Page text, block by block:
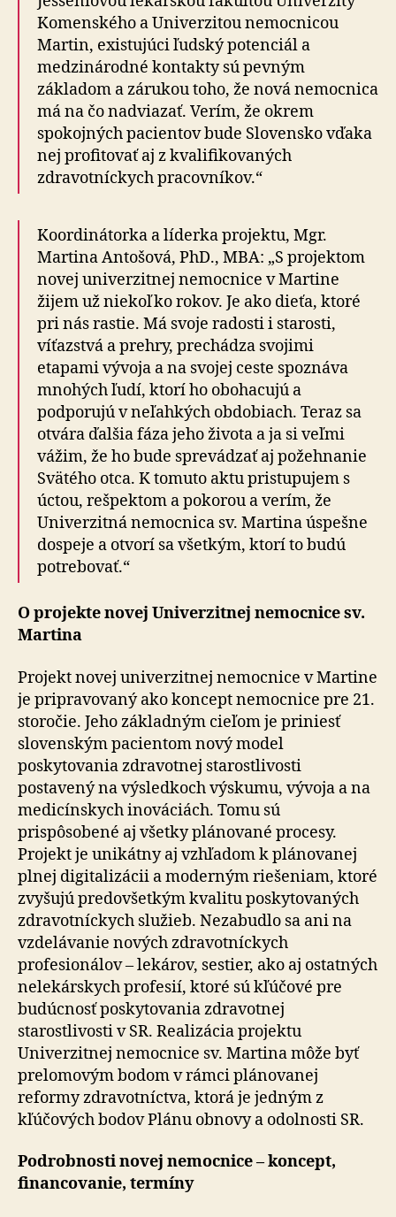
Komenského a Univerzitou nemocnicou
Martin, existujúci ľudský potenciál a
medzinárodné kontakty sú pevným
základom a zárukou toho, že nová nemocnica
má na čo nadviazať. Verím, že okrem
spokojných pacientov bude Slovensko vďaka
nej profitovať aj z kvalifikovaných
zdravotníckych pracovníkov.“
Koordinátorka a líderka projektu, Mgr.
Martina Antošová, PhD., MBA: „S projektom
novej univerzitnej nemocnice v Martine
žijem už niekoľko rokov. Je ako dieťa, ktoré
pri nás rastie. Má svoje radosti i starosti,
víťazstvá a prehry, prechádza svojimi
etapami vývoja a na svojej ceste spoznáva
mnohých ľudí, ktorí ho obohacujú a
podporujú v neľahkých obdobiach. Teraz sa
otvára ďalšia fáza jeho života a ja si veľmi
vážim, že ho bude sprevádzať aj požehnanie
Svätého otca. K tomuto aktu pristupujem s
úctou, rešpektom a pokorou a verím, že
Univerzitná nemocnica sv. Martina úspešne
dospeje a otvorí sa všetkým, ktorí to budú
potrebovať.“
O projekte novej Univerzitnej nemocnice sv.
Martina
Projekt novej univerzitnej nemocnice v Martine
je pripravovaný ako koncept nemocnice pre 21.
storočie. Jeho základným cieľom je priniesť
slovenským pacientom nový model
poskytovania zdravotnej starostlivosti
postavený na výsledkoch výskumu, vývoja a na
medicínskych inováciách. Tomu sú
prispôsobené aj všetky plánované procesy.
Projekt je unikátny aj vzhľadom k plánovanej
plnej digitalizácii a moderným riešeniam, ktoré
zvyšujú predovšetkým kvalitu poskytovaných
zdravotníckych služieb. Nezabudlo sa ani na
vzdelávanie nových zdravotníckych
profesionálov – lekárov, sestier, ako aj ostatných
nelekárskych profesií, ktoré sú kľúčové pre
budúcnosť poskytovania zdravotnej
starostlivosti v SR. Realizácia projektu
Univerzitnej nemocnice sv. Martina môže byť
prelomovým bodom v rámci plánovanej
reformy zdravotníctva, ktorá je jedným z
kľúčových bodov Plánu obnovy a odolnosti SR.
Podrobnosti novej nemocnice – koncept,
financovanie, termíny